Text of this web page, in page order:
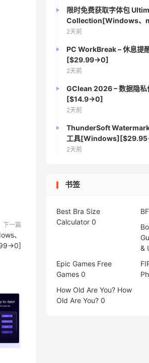
下一篇
、
限时免费获取字体包
Collection[Windows
2天前
PC WorkBreak – 休息
[$29.99→0]
2天前
GClean 2026 – 数据隐
[$14.9→0]
2天前
ThunderSoft
工具
2天前
书签
Best Bra Size
Calculator 0
&
Epic Games Free
Games 0
How Old Are You? How
Old Are You? 0